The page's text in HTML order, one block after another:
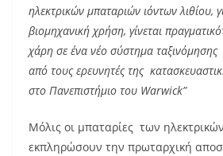
ηλεκτρικών μπαταριών ιόντων λιθίου,
βιομηχανική χρήση, γίνεται
χάρη σε ένα νέο σύστημα
από τους ερευνητές της
στο Πανεπιστήμιο του Warwick”
Μόλις οι μπαταρίες των
εκπληρώσουν την πρωταρχική